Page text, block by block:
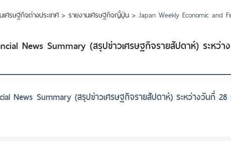
เศรษฐกิจต่างประเทศ > รายงานเศรษฐกิจญี่ปุ่น > Japan Weekly Economic and
News Summary (สรุปข่าวเศรษฐกิจรายสัปดาห์) ระหว่าง
News Summary (สรุปข่าวเศรษฐกิจรายสัปดาห์) ระหว่างวันที่